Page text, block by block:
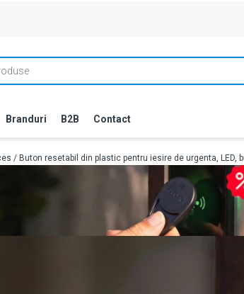
Branduri B2B Contact
/ Buton resetabil din plastic pentru iesire de urgenta, LED,